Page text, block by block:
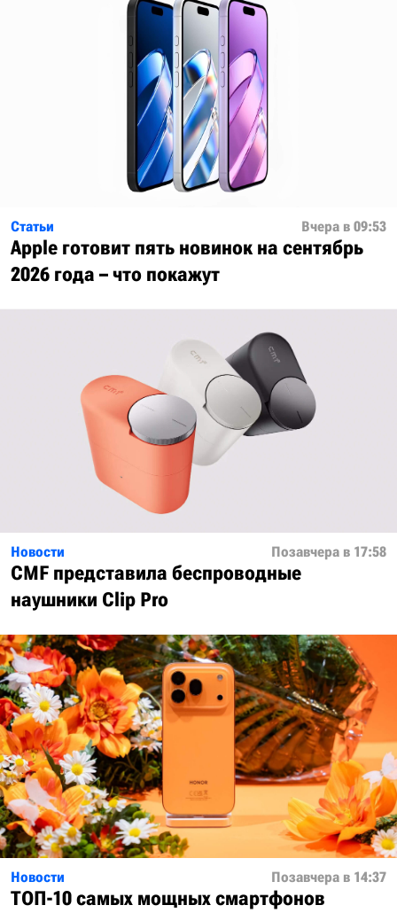
Статьи Вчера в 09:53
Apple готовит пять новинок на сентябрь
2026 года – что покажут
Новости Позавчера в 17:58
CMF представила беспроводные
наушники Clip Pro
Новости Позавчера в 14:37
ТОП-10 самых мощных смартфонов